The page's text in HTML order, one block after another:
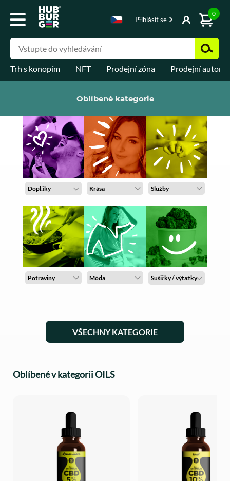
Přihlásit se
0
Trh s konopím NFT Prodejní zóna Prodejní
Oblíbené kategorie
Doplňky Krása Služby
Potraviny Móda Sušičky / výtažky
VŠECHNY KATEGORIE
Oblíbené v kategorii OILS